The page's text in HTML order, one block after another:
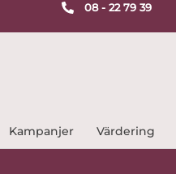
08 - 22 79 39
Kampanjer Värdering